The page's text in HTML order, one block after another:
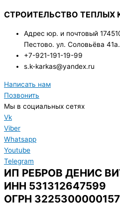
СТРОИТЕЛЬСТВО ТЕПЛЫХ
Адрес юр. и почтовый
Пестово. ул. Соловьёва 41а.
+7-921-191-19-99
s.k-karkas@yandex.ru
Написать нам
Позвонить
Мы в социальных сетях
Vk
Viber
Whatsapp
Youtube
Telegram
ИП РЕБРОВ ДЕНИС
ИНН 531312647599
ОГРН